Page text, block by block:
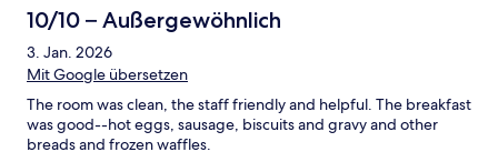
10/10 – Außergewöhnlich
3. Jan. 2026
Mit Google übersetzen
The room was clean, the staff friendly and helpful. The breakfast
was good--hot eggs, sausage, biscuits and gravy and other
breads and frozen waffles.